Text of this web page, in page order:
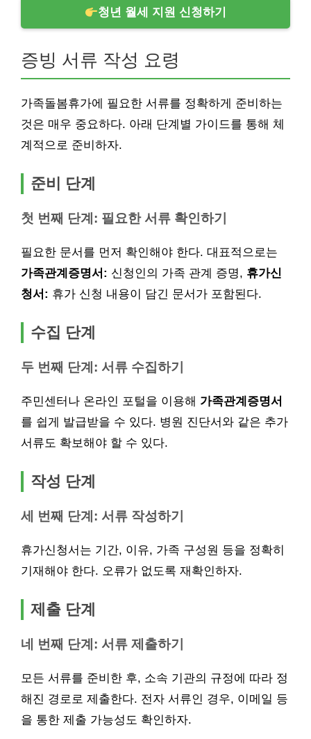
청년 월세 지원 신청하기
증빙 서류 작성 요령
가족돌봄휴가에 필요한 서류를 정확하게 준비하는
것은 매우 중요하다. 아래 단계별 가이드를 통해 체
계적으로 준비하자.
준비 단계
첫 번째 단계: 필요한 서류 확인하기
필요한 문서를 먼저 확인해야 한다. 대표적으로는
가족관계증명서: 신청인의 가족 관계 증명, 휴가신
청서: 휴가 신청 내용이 담긴 문서가 포함된다.
수집 단계
두 번째 단계: 서류 수집하기
주민센터나 온라인 포털을 이용해 가족관계증명서
를 쉽게 발급받을 수 있다. 병원 진단서와 같은 추가
서류도 확보해야 할 수 있다.
작성 단계
세 번째 단계: 서류 작성하기
휴가신청서는 기간, 이유, 가족 구성원 등을 정확히
기재해야 한다. 오류가 없도록 재확인하자.
제출 단계
네 번째 단계: 서류 제출하기
모든 서류를 준비한 후, 소속 기관의 규정에 따라 정
해진 경로로 제출한다. 전자 서류인 경우, 이메일 등
을 통한 제출 가능성도 확인하자.